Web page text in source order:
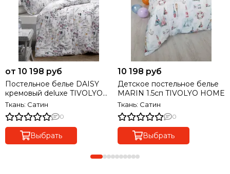
от 10 198 руб
Постельное белье DAISY
кремовый deluxe TIVOLYO
HOME Турция
Ткань: Сатин
0
Выбрать
10 198 руб
Детское постельное белье
MARIN 1.5сп TIVOLYO HOME
Ткань: Сатин
0
Выбрать